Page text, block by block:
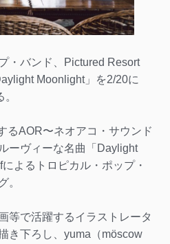
・バンド、Pictured Resort
Moonlight」を2/20に
るAOR〜ネオアコ・サウンド
ーヴィーな名曲「Daylight
よるトロピカル・ポップ・
。
等で活躍するイラストレータ
き下ろし、yuma（möscow